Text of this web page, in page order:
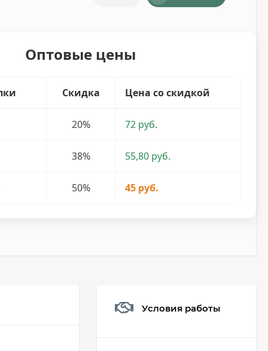
Оптовые цены
Скидка Цена со скидкой
20% 72 руб.
38% 55,80 руб.
50% 45 руб.
Условия работы